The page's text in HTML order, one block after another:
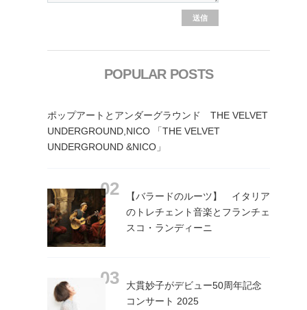
POPULAR POSTS
ポップアートとアンダーグラウンド THE VELVET
UNDERGROUND,NICO 「THE VELVET
UNDERGROUND &NICO」
【バラードのルーツ】 イタリア
のトレチェント音楽とフランチェ
スコ・ランディーニ
大貫妙子がデビュー50周年記念
コンサート 2025